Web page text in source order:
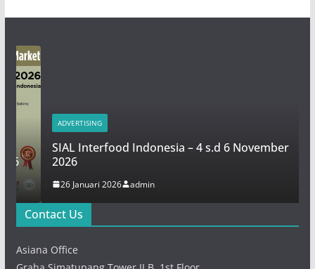
ADVERTISING
SIAL Interfood Indonesia – 4 s.d 6 November
2026
26 Januari 2026 admin
Contact Us
Asiana Office